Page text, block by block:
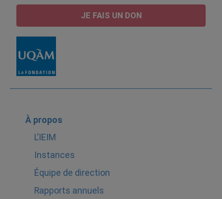
JE FAIS UN DON
À propos
L’IEIM
Instances
Équipe de direction
Rapports annuels